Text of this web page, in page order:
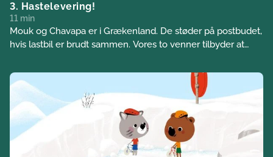
3. Hastelevering!
11 min
Mouk og Chavapa er i Grækenland. De støder på postbudet,
hvis lastbil er brudt sammen. Vores to venner tilbyder at
sted den aften, til alle landsbyens indbyggere…